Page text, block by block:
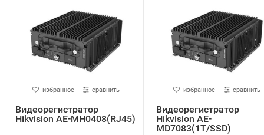
избранное сравнить
Видеорегистратор
Hikvision AE-MH0408(RJ45)
избранное сравнить
Видеорегистратор
Hikvision AE-
MD7083(1T/SSD)